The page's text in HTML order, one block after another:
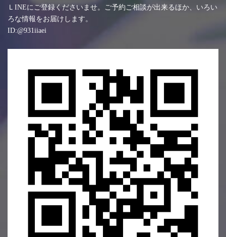
ＬINEにご登録くださいませ。ご予約ご相談が出来るほか、いろい
ろな情報をお届けします。
ID:@931iiaei